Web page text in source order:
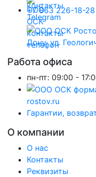
+7 863 226-18-28
Дону, ул.
Работа офиса
пн-пт: 09:00 -
rostov.ru
Гарантии,
О компании
О нас
Контакты
Реквизиты